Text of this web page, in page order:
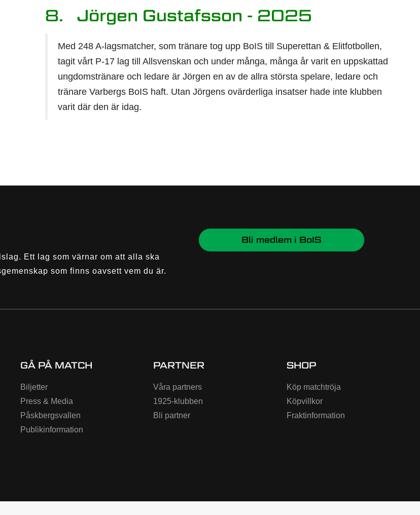
8. Jörgen Gustafsson - 2025
Med 248 A-lagsmatcher, som tränare tog upp BoIS till Superettan & Elitfotbollen,
tagit vårt P-17 lag till Allsvenskan och under många, många år varit en uppskattad
ungdomstränare och ledare är Jörgen en av de allra största spelare, ledare och
tränare Varbergs BoIS haft. Utan Jörgens ovärderliga insatser hade inte klubben
varit där den är idag.
Ett lag som värnar om att alla ska
som finns oavsett vem du är.
Bli medlem i BoIS
GÅ PÅ MATCH
Biljetter
Press & Media
Påskbergsvallen
Publikinformation
PARTNER
Våra partners
1925-klubben
Bli partner
SHOP
Köp matchtröja
Köpvillkor
Fraktinformation